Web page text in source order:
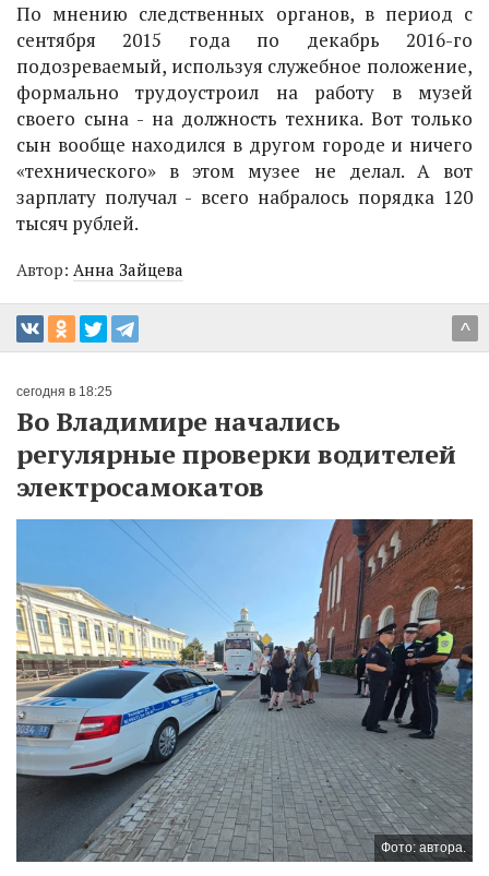
По мнению следственных органов, в период с
сентября 2015 года по декабрь 2016-го
подозреваемый, используя служебное положение,
формально трудоустроил на работу в музей
своего сына - на должность техника. Вот только
сын вообще находился в другом городе и ничего
«технического» в этом музее не делал. А вот
зарплату получал - всего набралось порядка 120
тысяч рублей.
Автор: Анна Зайцева
^
сегодня в 18:25
Во Владимире начались
регулярные проверки водителей
электросамокатов
Фото: автора.